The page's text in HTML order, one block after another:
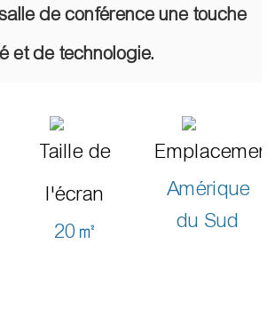
de conférence une touche
et de technologie.
Taille de
l'écran
20㎡
Emplacement
Amérique
du Sud